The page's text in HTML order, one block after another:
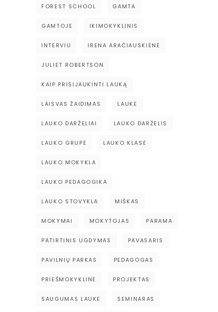
FOREST SCHOOL GAMTA
GAMTOJE IKIMOKYKLINIS
INTERVIU IRENA ARAČIAUSKIENĖ
JULIET ROBERTSON
KAIP PRISIJAUKINTI LAUKĄ
LAISVAS ŽAIDIMAS LAUKE
LAUKO DARŽELIAI LAUKO DARŽELIS
LAUKO GRUPĖ LAUKO KLASĖ
LAUKO MOKYKLA
LAUKO PEDAGOGIKA
LAUKO STOVYKLA MIŠKAS
MOKYMAI MOKYTOJAS PARAMA
PATIRTINIS UGDYMAS PAVASARIS
PAVILNIŲ PARKAS PEDAGOGAS
PRIEŠMOKYKLINĖ PROJEKTAS
SAUGUMAS LAUKE SEMINARAS